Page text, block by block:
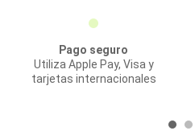
Pago seguro
Utiliza Apple Pay, Visa y
tarjetas internacionales